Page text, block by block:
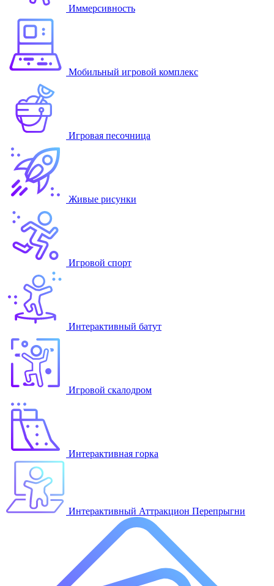
Иммерсивность
Мобильный игровой комплекс
Игровая песочница
Живые рисунки
Игровой спорт
Интерактивный батут
Игровой скалодром
Интерактивная горка
Интерактивный Аттракцион Перепрыгни